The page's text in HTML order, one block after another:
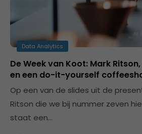
Data Analytics
De Week van Koot: Mark
en een do-it-yourself
Op een van de slides uit de
Ritson die we bij nummer zeven
staat een…